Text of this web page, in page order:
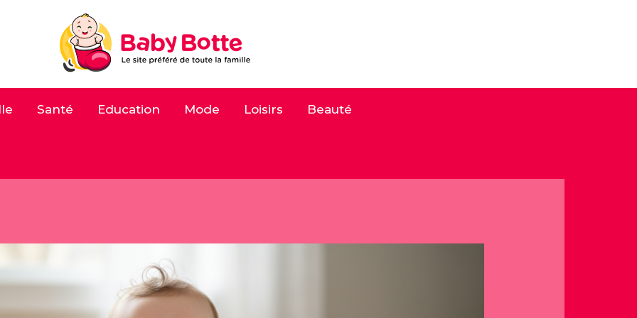
Santé Education Mode Loisirs Beauté